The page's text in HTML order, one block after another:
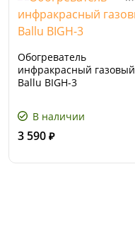
Обогреватель
инфракрасный газовый
Ballu BIGH-3
В наличии
3 590 ₽